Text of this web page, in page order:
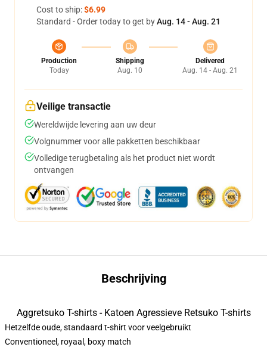
Cost to ship:$6.99
Standard - Order today to get byAug. 14 - Aug. 21
Production
Today
Shipping
Aug. 10
Delivered
Aug. 14 - Aug. 21
Veilige transactie
Wereldwijde levering aan uw deur
Volgnummer voor alle pakketten beschikbaar
Volledige terugbetaling als het product niet wordt
ontvangen
Beschrijving
Aggretsuko T-shirts - Katoen Agressieve Retsuko T-shirts
Hetzelfde oude, standaard t-shirt voor veelgebruikt
Conventioneel, royaal, boxy match